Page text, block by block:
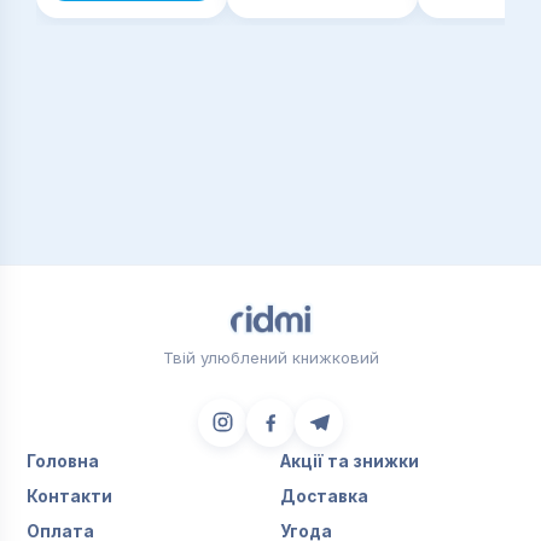
Твій улюблений книжковий
Головна
Акції та знижки
Контакти
Доставка
Оплата
Угода